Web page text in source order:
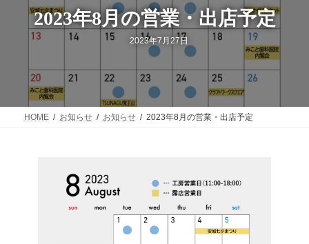
2023年8月の営業・出店予定
最
日
2023年7月27日
HOME お知らせ お知らせ 2023年8月の営業・出店予定